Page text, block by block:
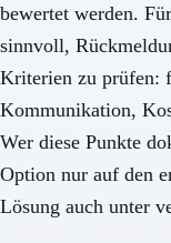
bewertet werden.
sinnvoll,
Kriterien zu prüfen:
Kommunikation,
Wer diese Punkte
Option nur auf den
Lösung auch unter